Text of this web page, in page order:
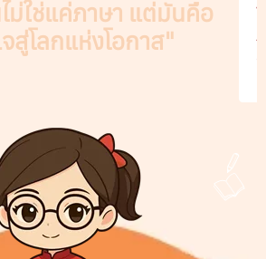
ม่ใช่แค่ภาษา แต่มันคือ
สู่โลกแห่งโอกาส"